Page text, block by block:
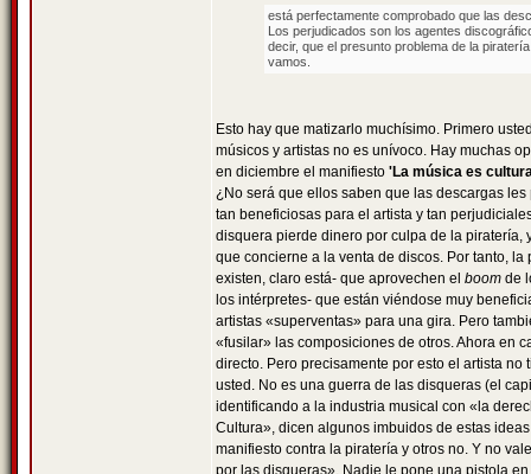
está perfectamente comprobado que las
Los perjudicados son los agentes
decir, que el presunto problema de la
vamos.
Esto hay que matizarlo muchísimo. Primero
músicos y artistas no es unívoco. Hay muchas
en diciembre el manifiesto 'La música es
¿No será que ellos saben que las descargas les
tan beneficiosas para el artista y tan
disquera pierde dinero por culpa de la piratería,
que concierne a la venta de discos. Por tanto,
existen, claro está- que aprovechen el boom de
los intérpretes- que están viéndose muy
artistas «superventas» para una gira. Pero
«fusilar» las composiciones de otros. Ahora en
directo. Pero precisamente por esto el artista
usted. No es una guerra de las disqueras (el
identificando a la industria musical con «la
Cultura», dicen algunos imbuidos de estas
manifiesto contra la piratería y otros no. Y no
por las disqueras». Nadie le pone una pistola